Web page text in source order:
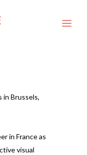
in Brussels,
in France as
visual